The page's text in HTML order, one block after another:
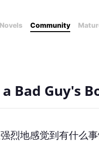
Novels Community
Bad Guy's
烈地感觉到有什么事